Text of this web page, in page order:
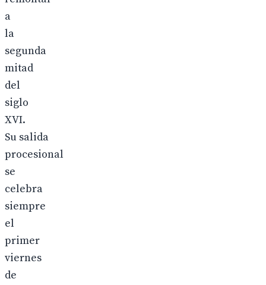
a
la
segunda
mitad
del
siglo
XVI.
Su salida
procesional
se
celebra
siempre
el
primer
viernes
de